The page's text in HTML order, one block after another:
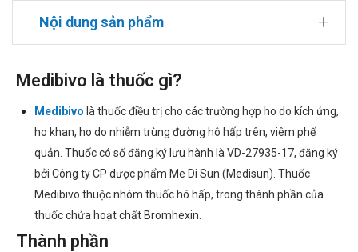
Nội dung sản phẩm
Medibivo là thuốc gì?
Medibivo là thuốc điều trị cho các trường hợp ho do kích ứng,
ho khan, ho do nhiễm trùng đường hô hấp trên, viêm phế
quản. Thuốc có số đăng ký lưu hành là VD-27935-17, đăng ký
bởi Công ty CP dược phẩm Me Di Sun (Medisun). Thuốc
Medibivo thuộc nhóm thuốc hô hấp, trong thành phần của
thuốc chứa hoạt chất Bromhexin.
Thành phần